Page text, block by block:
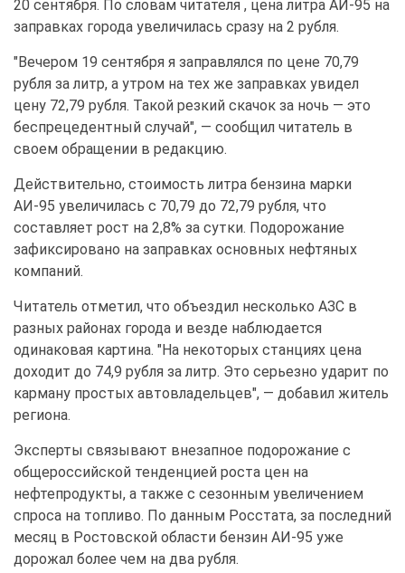
20 сентября. По словам читателя , цена литра АИ-95 на
заправках города увеличилась сразу на 2 рубля.
"Вечером 19 сентября я заправлялся по цене 70,79
рубля за литр, а утром на тех же заправках увидел
цену 72,79 рубля. Такой резкий скачок за ночь — это
беспрецедентный случай", — сообщил читатель в
своем обращении в редакцию.
Действительно, стоимость литра бензина марки
АИ-95 увеличилась с 70,79 до 72,79 рубля, что
составляет рост на 2,8% за сутки. Подорожание
зафиксировано на заправках основных нефтяных
компаний.
Читатель отметил, что объездил несколько АЗС в
разных районах города и везде наблюдается
одинаковая картина. "На некоторых станциях цена
доходит до 74,9 рубля за литр. Это серьезно ударит по
карману простых автовладельцев", — добавил житель
региона.
Эксперты связывают внезапное подорожание с
общероссийской тенденцией роста цен на
нефтепродукты, а также с сезонным увеличением
спроса на топливо. По данным Росстата, за последний
месяц в Ростовской области бензин АИ-95 уже
дорожал более чем на два рубля.